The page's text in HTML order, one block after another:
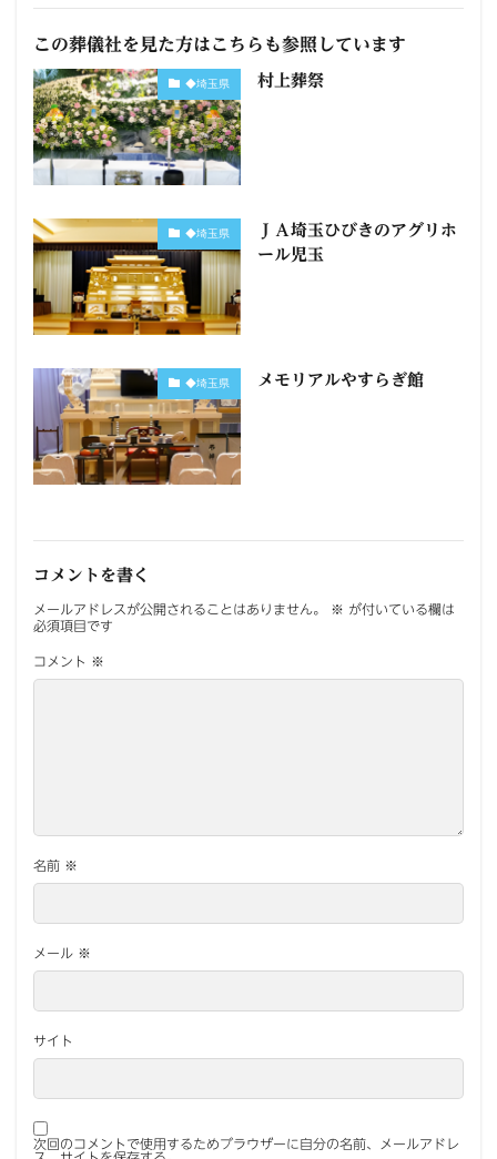
この葬儀社を見た方はこちらも参照しています
◆埼玉県 村上葬祭
◆埼玉県
ＪＡ埼玉ひびきのアグリホ
ール児玉
◆埼玉県 メモリアルやすらぎ館
コメントを書く
メールアドレスが公開されることはありません。 ※ が付いている欄は
必須項目です
コメント ※
名前 ※
メール ※
サイト
次回のコメントで使用するためブラウザーに自分の名前、メールアドレ